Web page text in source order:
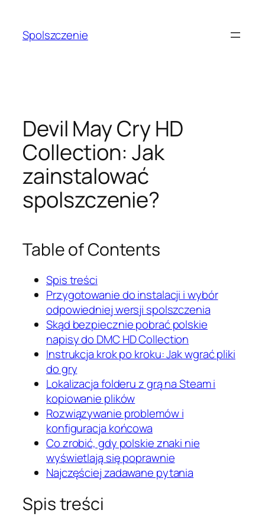
treściSpolszczenie
Devil May Cry HD
Collection: Jak
zainstalować
spolszczenie?
Table of Contents
Spis treści
Przygotowanie do instalacji i wybór
odpowiedniej wersji spolszczenia
Skąd bezpiecznie pobrać polskie
napisy do DMC HD Collection
Instrukcja krok po kroku: Jak wgrać pliki
do gry
Lokalizacja folderu z grą na Steam i
kopiowanie plików
Rozwiązywanie problemów i
konfiguracja końcowa
Co zrobić, gdy polskie znaki nie
wyświetlają się poprawnie
Najczęściej zadawane pytania
Spis treści